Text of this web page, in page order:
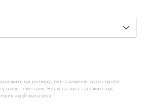
від розміру, якості каменів, ваги і проби
валют і металів. Бонусна ціна залежить від
акцій магазину.